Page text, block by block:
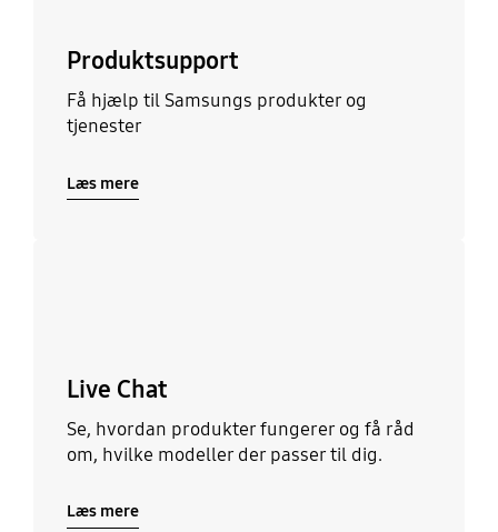
Produktsupport
Få hjælp til Samsungs produkter og
tjenester
Læs mere
Live Chat
Se, hvordan produkter fungerer og få råd
om, hvilke modeller der passer til dig.
Læs mere